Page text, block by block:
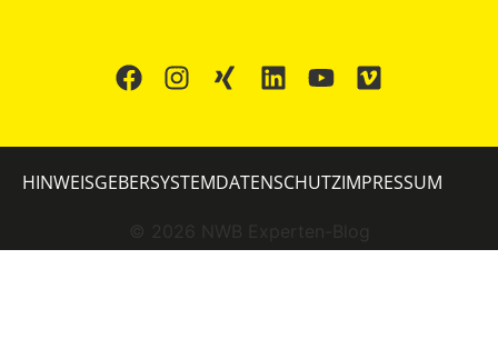
© 2026 NWB Experten-Blog
HINWEISGEBERSYSTEMDATENSCHUTZIMPRESSUM